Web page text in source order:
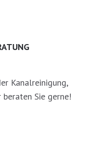
Kanalreinigung,
Sie gerne!